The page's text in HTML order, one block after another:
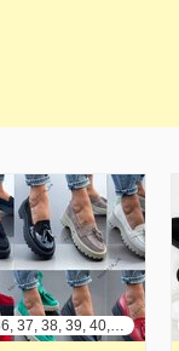
36, 37, 38, 39, 40, 41